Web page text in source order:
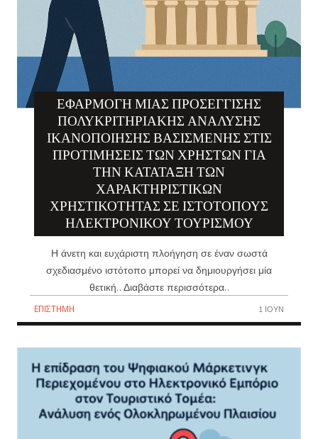
ΕΦΑΡΜΟΓΉ ΜΙΑΣ ΠΡΟΣΈΓΓΙΣΗΣ
ΠΟΛΥΚΡΙΤΗΡΙΑΚΉΣ ΑΝΆΛΥΣΗΣ
ΙΚΑΝΟΠΟΊΗΣΗΣ ΒΑΣΙΣΜΈΝΗΣ ΣΤΙΣ
ΠΡΟΤΙΜΉΣΕΙΣ ΤΩΝ ΧΡΗΣΤΏΝ ΓΙΑ
ΤΗΝ ΚΑΤΆΤΑΞΗ ΤΩΝ
ΧΑΡΑΚΤΗΡΙΣΤΙΚΏΝ
ΧΡΗΣΤΙΚΌΤΗΤΑΣ ΣΕ ΙΣΤΌΤΟΠΟΥΣ
ΗΛΕΚΤΡΟΝΙΚΟΎ ΤΟΥΡΙΣΜΟΎ
Η άνετη και ευχάριστη πλοήγηση σε έναν σωστά
σχεδιασμένο ιστότοπο μπορεί να δημιουργήσει μία
θετική.. Διαβάστε περισσότερα..
ΕΠΙΣΤΉΜΗ 1 ΙΟΎΝ